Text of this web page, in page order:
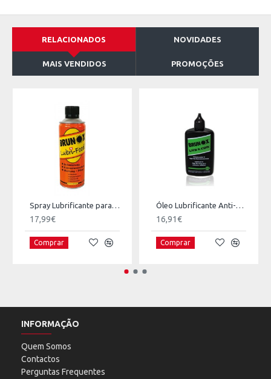
RELACIONADOS NOVIDADES
MAIS VENDIDOS PROMOÇÕES
Spray Lubrificante para Limpeza 100ml
17,99€
Comprar
Óleo Lubrificante Anti-corrosivo 100ml
16,91€
Comprar
INFORMAÇÃO
Quem Somos
Contactos
Perguntas Frequentes